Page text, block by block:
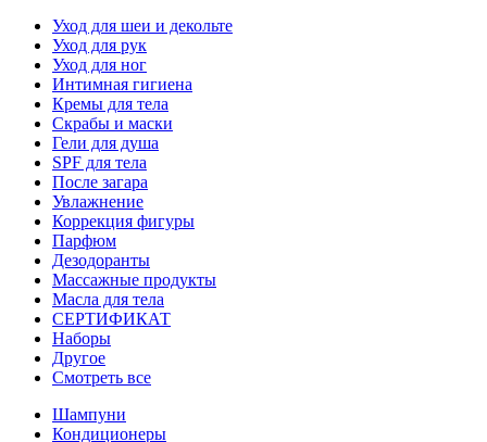
Уход для шеи и декольте
Уход для рук
Уход для ног
Интимная гигиена
Кремы для тела
Скрабы и маски
Гели для душа
SPF для тела
После загара
Увлажнение
Коррекция фигуры
Парфюм
Дезодоранты
Массажные продукты
Масла для тела
СЕРТИФИКАТ
Наборы
Другое
Смотреть все
Шампуни
Кондиционеры